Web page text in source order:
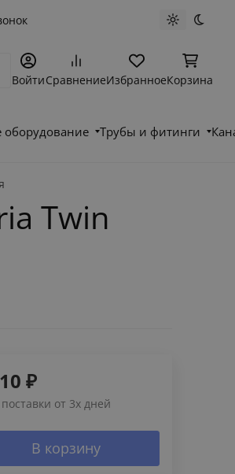
Светлая
ВойтиСравнениеИзбранноеКорзина
оборудование Трубы и фитинги
Twin
₽
от 3х дней
В корзину